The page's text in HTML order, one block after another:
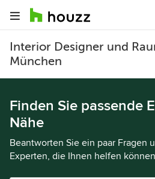
Interior Designer und
München
Finden Sie passende
Nähe
Beantworten Sie ein paar Fragen
Experten, die Ihnen helfen